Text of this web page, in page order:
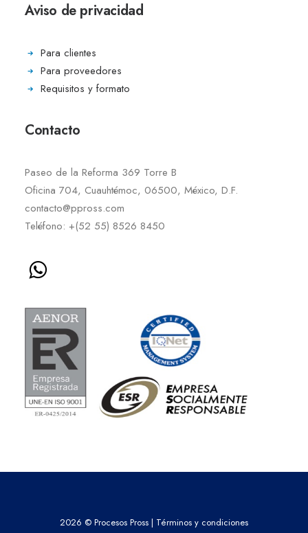
Aviso de privacidad
Para clientes
Para proveedores
Requisitos y formato
Contacto
Paseo de la Reforma 369 Torre B
Oficina 704, Cuauhtémoc, 06500, México, D.F.
contacto@ppross.com
Teléfono: +(52 55) 8526 8450
2026 © Procesos Pross | Términos y condiciones